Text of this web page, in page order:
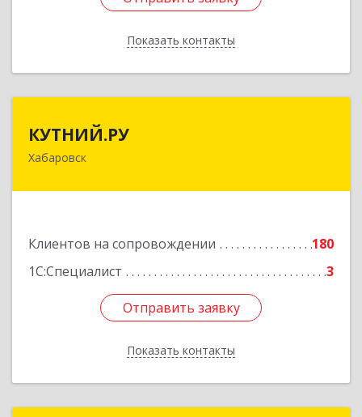
Показать контакты
Назад
КУТНИЙ.РУ
Хабаровск
Клиентов на сопровождении
180
1С:Специалист
3
Отправить заявку
Показать контакты
680007, Хабаровский край, Хабаровск г,
Отправить заявку
Назад